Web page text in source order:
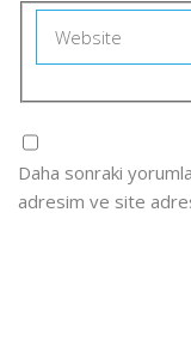
Daha sonraki
adresim ve site